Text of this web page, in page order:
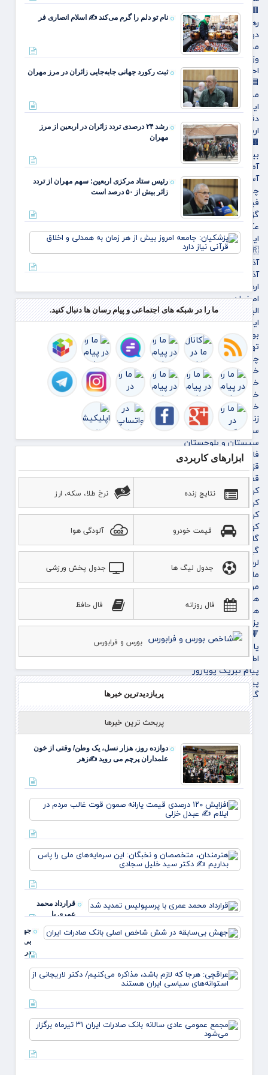
🟥سیاسی
رهبر انقلاب
دولت
مجلس
وزارت امور خارجه
احزاب و تشکلها
🟦فرهنگ و هنر
مذهبی
ایثار و شهادت
دفاع مقدس
اربعین
🟫جهان
بین الملل
آمریکا و اروپاه
آسیای غربی
چندرسانه‌ای
فیلم
گزارش تصویری
عکس
اینفوگرافی
🇮🇷استان ها
آذربایجان شرقی
آذربایجان غربی
اردبیل
اصفهان
البرز
ایلام
بوشهر
تهران
چهارمحال و بختیاری
خراسان جنوبی
خراسان رضوی
خراسان شمالی
خوزستان
زنجان
سمنان
سیستان و بلوچستان
فارس
قزوین
قم
کردستان
کرمان
کرمانشاه
کهگیلویه و بویراحمد
گلستان
گیلان
لرستان
مازندران
مرکزی
هرمزگان
همدان
یزد
🔻پویاروز
یادداشت پویاروز
اطلاعیه
پیام تبریک پویاروز
پیام تسلیت پویاروز
گیشه روزنامه ها
نام تو دلم را گرم می‌کند ✍️ اسلام انصاری فر
ثبت رکورد جهانی جابه‌جایی زائران در مرز مهران
رشد ۲۴ درصدی تردد زائران در اربعین از مرز
مهران
رئیس ستاد مرکزی اربعین: سهم مهران از تردد
زائر بیش از ۵۰ درصد است
اخلاق
دارد
ما را در شبکه های اجتماعی و پیام رسان ها دنبال کنید.
ابزارهای کاربردی
نتایج زنده نرخ طلا، سکه، ارز
قیمت خودرو آلودگی هوا
جدول لیگ ها جدول پخش ورزشی
فال روزانه فال حافظ
بورس و فرابورس
پربازدیدترین خبرها
پربحث ترین خبرها
دوازده روز، هزار نسل، یک وطن/ وقتی از خون
علمداران پرچم می روید ✍️زهر
قرارداد محمد
عمری با
پرسپولیس تمدید
شد
جهش
بی‌سابقه
در شش
ایران